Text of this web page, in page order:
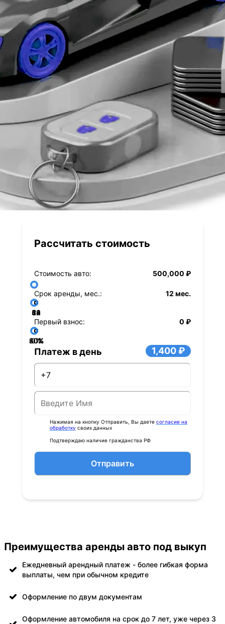
Рассчитать стоимость
Стоимость авто: 500,000 ₽
Срок аренды, мес.: 12 мес.
12
24
36
48
60
72
84
Первый взнос:
0 ₽
0%
20%
40%
60%
80%
Платеж в день 1,400 ₽
Нажимая на кнопку Отправить, Вы даете согласие на
обработку своих данных
Подтверждаю наличие гражданства РФ
Отправить
Преимущества аренды авто под выкуп
Ежедневный арендный платеж - более гибкая форма
выплаты, чем при обычном кредите
Оформление по двум документам
Оформление автомобиля на срок до 7 лет, уже через 3